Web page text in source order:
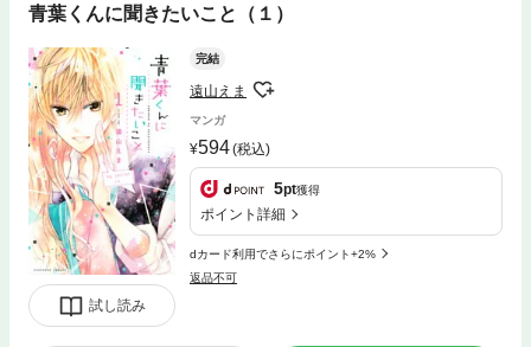
青葉くんに聞きたいこと（１）
試し読み
完結
遠山えま
マンガ
594(税込)
5pt獲得
ポイント詳細
dカード利用でさらにポイント+2%
返品不可